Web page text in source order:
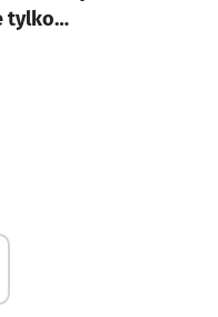
tylko…